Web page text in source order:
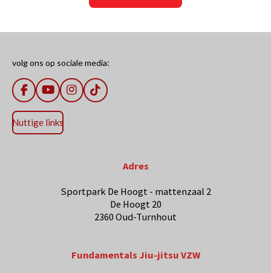
volg ons op sociale media:
F
a
e
Y
o
T
I
n
T
i
Nuttige links
Adres
Sportpark De Hoogt - mattenzaal 2
De Hoogt 20
2360 Oud-Turnhout
Fundamentals Jiu-jitsu VZW